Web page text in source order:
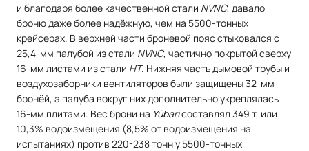
и благодаря более качественной стали NVNC, давало
броню даже более надёжную, чем на 5500-тонных
крейсерах. В верхней части броневой пояс стыковался с
25,4-мм палубой из стали NVNC, частично покрытой сверху
16-мм листами из стали НТ. Нижняя часть дымовой трубы и
воздухозаборники вентиляторов были защищены 32-мм
бронёй, а палуба вокруг них дополнительно укреплялась
16-мм плитами. Вес брони на Yūbariсоставлял 349 т, или
10,3% водоизмещения (8,5% от водоизмещения на
испытаниях) против 220-238 тонн у 5500-тонных